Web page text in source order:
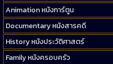
Animation หนังการ์ตูน
Documentary หนังสารคดี
History หนังประวัติศาสตร์
Family หนังครอบครัว